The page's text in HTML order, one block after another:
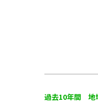
過去10年間 地